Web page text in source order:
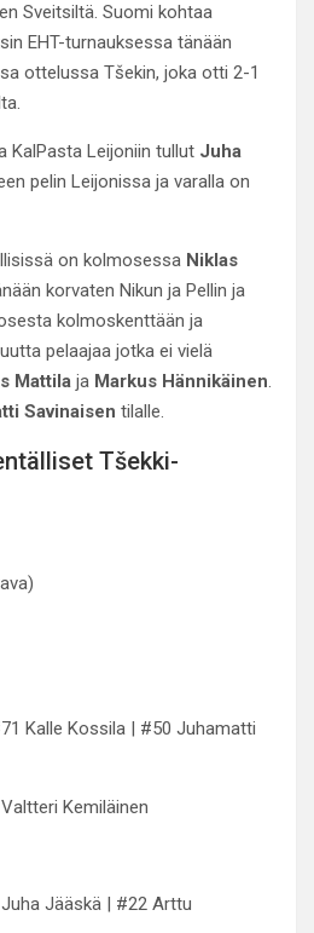
Sveitsiltä. Suomi kohtaa
EHT-turnauksessa tänään
ottelussa Tšekin, joka otti 2-1
KalPasta Leijoniin tullut Juha
pelin Leijonissa ja varalla on
on kolmosessa Niklas
korvaten Nikun ja Pellin ja
kolmoskenttään ja
pelaajaa jotka ei vielä
Mattila ja Markus Hännikäinen.
Savinaisen tilalle.
Tšekki-
Kalle Kossila | #50 Juhamatti
Kemiläinen
Jääskä | #22 Arttu